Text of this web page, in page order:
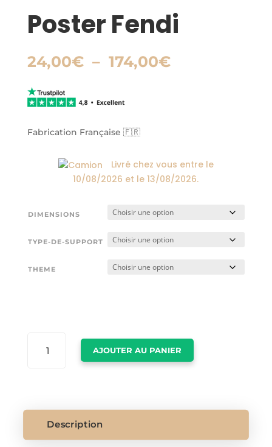
Poster Fendi
24,00€ – 174,00€Plage
Fabrication Française 🇫🇷
Livré chez vous entre le
10/08/2026 et le13/08/2026.
DIMENSIONS
TYPE-DE-SUPPORT
THEME
AJOUTER AU PANIER
Description